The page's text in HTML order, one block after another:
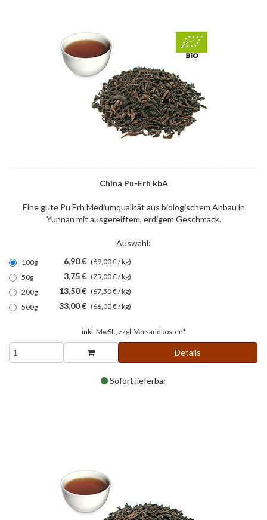
China Pu-Erh kbA
Eine gute Pu Erh Mediumqualität aus biologischem Anbau in
Yunnan mit ausgereiftem, erdigem Geschmack.
Auswahl:
100g 6,90 € (69,00 € / kg)
50g
3,75 € (75,00 € / kg)
200g
13,50 € (67,50 € / kg)
500g
33,00 € (66,00 € / kg)
inkl. MwSt., zzgl. Versandkosten*
Details
Sofort lieferbar